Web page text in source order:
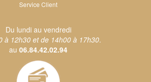
Service Client
Du lundi au vendredi
à 12h30 et de 14h00 à 17h30.
au 06.84.42.02.94